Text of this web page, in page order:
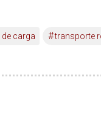
carga #transporte